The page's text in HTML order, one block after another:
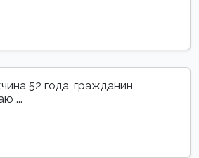
52 года, гражданин
...